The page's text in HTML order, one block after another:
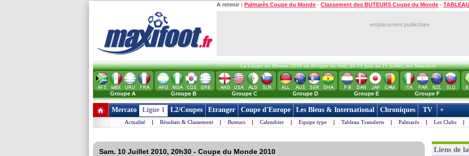
A retenir : Palmarès Coupe du Monde - Classement des BUTEURS Coupe du Monde -
emplacement publicitaire
La Coupe du Monde 2010 en Afrique du Sud, du 11 juin au 11 juillet, sur Maxifoot
Groupe A Groupe B Groupe C Groupe D Groupe E Groupe F
Mercato Ligue 1 L2/Coupes Etranger Coupe d'Europe Les Bleus & International Chroniques TV +
Actualité | Résultats & Classement | Buteurs | Calendrier | Equipe type | Tableau Transferts | Palmarès | Les Clubs |
Sam. 10 Juillet 2010, 20h30 - Coupe du Monde 2010 Liens de